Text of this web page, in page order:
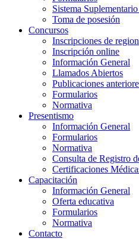
Sistema
Toma de posesión
Concursos
Inscripciones de
Inscripción online
Información General
Llamados Abiertos
Publicaciones
Formularios
Normativa
Presentismo
Información General
Formularios
Normativa
Consulta de Registro
Certificaciones
Capacitación
Información General
Oferta educativa
Formularios
Normativa
Contacto